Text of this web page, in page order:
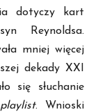
dotyczy kart
Reynoldsa.
mniej więcej
dekady XXI
się słuchanie
playlist. Wnioski